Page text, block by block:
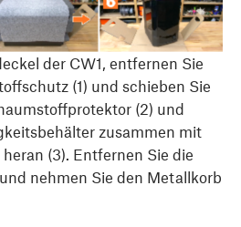
der CW1, entfernen Sie
(1) und schieben Sie
(2) und
zusammen mit
(3). Entfernen Sie die
nehmen Sie den Metallkorb